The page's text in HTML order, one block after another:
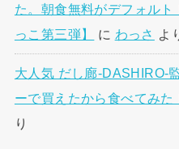
た。朝食無料がデフォル
っこ第三弾】
に わっさ よ
大人気 だし廊-DASHIRO-
ーで買えたから食べてみた
り